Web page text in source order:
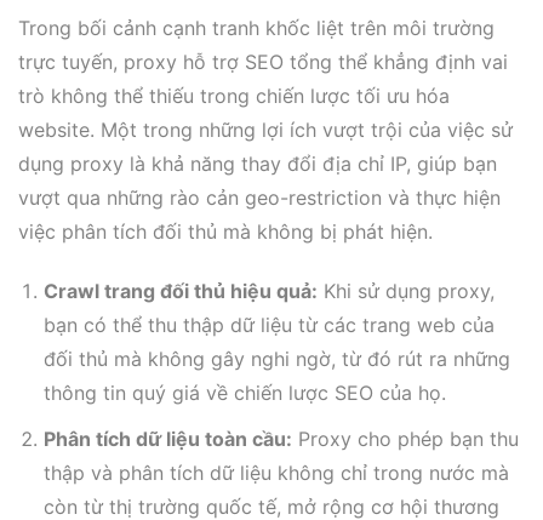
Trong bối cảnh cạnh tranh khốc liệt trên môi trường
trực tuyến, proxy hỗ trợ SEO tổng thể khẳng định vai
trò không thể thiếu trong chiến lược tối ưu hóa
website. Một trong những lợi ích vượt trội của việc sử
dụng proxy là khả năng thay đổi địa chỉ IP, giúp bạn
vượt qua những rào cản geo-restriction và thực hiện
việc phân tích đối thủ mà không bị phát hiện.
Crawl trang đối thủ hiệu quả: Khi sử dụng proxy,
bạn có thể thu thập dữ liệu từ các trang web của
đối thủ mà không gây nghi ngờ, từ đó rút ra những
thông tin quý giá về chiến lược SEO của họ.
Phân tích dữ liệu toàn cầu: Proxy cho phép bạn thu
thập và phân tích dữ liệu không chỉ trong nước mà
còn từ thị trường quốc tế, mở rộng cơ hội thương